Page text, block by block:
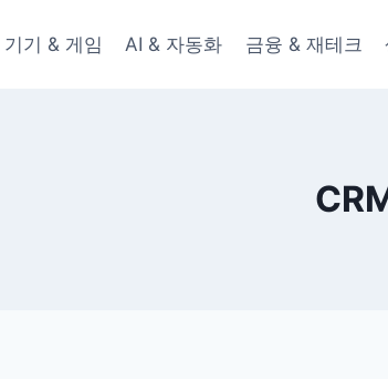
기기 & 게임 AI & 자동화 금융 & 재테크